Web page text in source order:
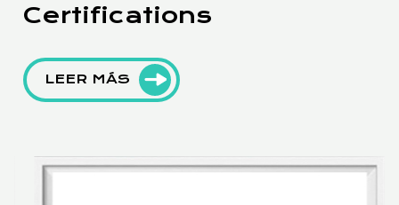
Certifications
LEER MÁS